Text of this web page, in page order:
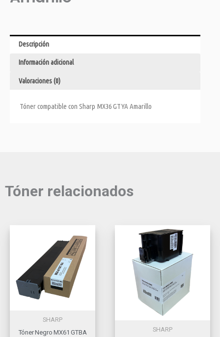
Descripción
Información adicional
Valoraciones (0)
Tóner compatible con Sharp MX36 GTYA Amarillo
Tóner relacionados
SHARP
Tóner Negro MX61 GTBA
SHARP